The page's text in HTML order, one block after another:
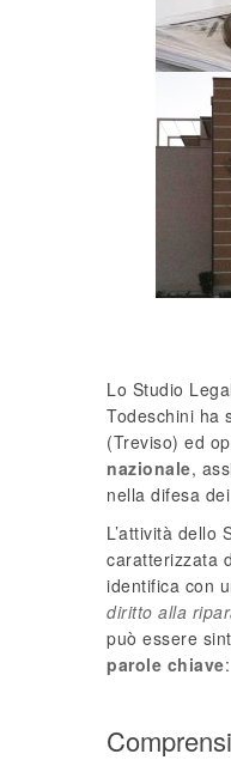
Lo Studio
Todeschini ha
(Treviso) ed
nazionale,
nella difesa
L’attività dello
caratterizzata
identifica con
diritto alla
può essere
parole chiave: